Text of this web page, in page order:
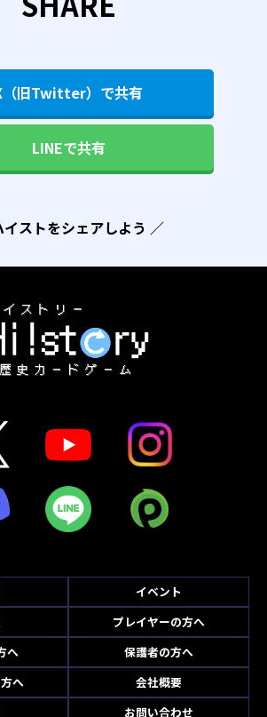
（旧Twitter）で共有
LINEで共有
イストをシェアしよう ／
イベント
プレイヤーの方へ
へ
保護者の方へ
へ
会社概要
お問い合わせ